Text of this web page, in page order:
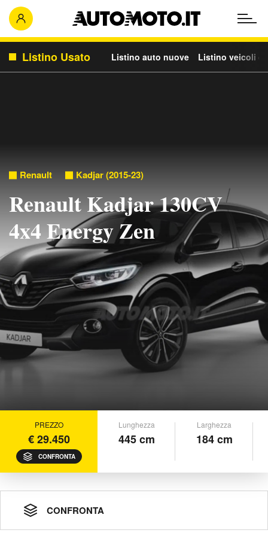
Listino Usato Listino auto nuove Listino veicoli
Renault Kadjar (2015-23)
Renault Kadjar 130CV
4x4 Energy Zen
PREZZO
€ 29.450
CONFRONTA
Lunghezza
445 cm
Larghezza
184 cm
CONFRONTA